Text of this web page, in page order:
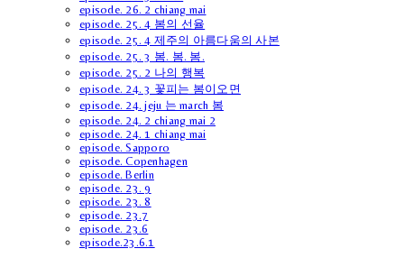
episode. 26. 2 chiang mai
episode. 25. 4 봄의 선율
episode. 25. 4 제주의 아름다움의 사본
episode. 25. 3 봄. 봄. 봄.
episode. 25. 2 나의 행복
episode. 24. 3 꽃피는 봄이오면
episode. 24. jeju 는 march 봄
episode. 24. 2 chiang mai 2
episode. 24. 1 chiang mai
episode. Sapporo
episode. Copenhagen
episode. Berlin
episode. 23. 9
episode. 23. 8
episode. 23.7
episode. 23.6
episode.23.6.1